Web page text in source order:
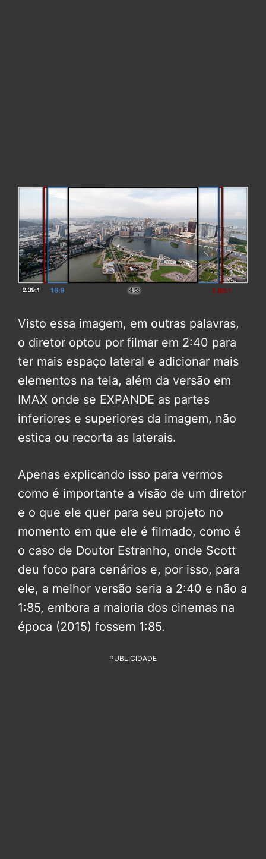
Visto essa imagem, em outras palavras,
o diretor optou por filmar em 2:40 para
ter mais espaço lateral e adicionar mais
elementos na tela, além da versão em
IMAX onde se EXPANDE as partes
inferiores e superiores da imagem, não
estica ou recorta as laterais.
Apenas explicando isso para vermos
como é importante a visão de um diretor
e o que ele quer para seu projeto no
momento em que ele é filmado, como é
o caso de Doutor Estranho, onde Scott
deu foco para cenários e, por isso, para
ele, a melhor versão seria a 2:40 e não a
1:85, embora a maioria dos cinemas na
época (2015) fossem 1:85.
PUBLICIDADE